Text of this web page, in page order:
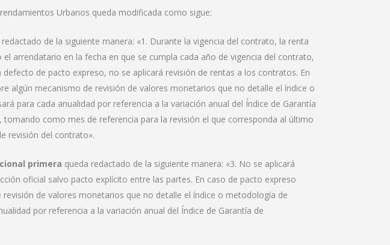
Urbanos queda modificada como sigue:
redactado de la siguiente manera: «1. Durante la vigencia del contrato, la renta
arrendatario en la fecha en que se cumpla cada año de vigencia del contrato,
de pacto expreso, no se aplicará revisión de rentas a los contratos. En
algún mecanismo de revisión de valores monetarios que no detalle el índice o
para cada anualidad por referencia a la variación anual del Índice de Garantía
tomando como mes de referencia para la revisión el que corresponda al último
revisión del contrato».
primera queda redactado de la siguiente manera: «3. No se aplicará
oficial salvo pacto explícito entre las partes. En caso de pacto expreso
de valores monetarios que no detalle el índice o metodología de
por referencia a la variación anual del Índice de Garantía de